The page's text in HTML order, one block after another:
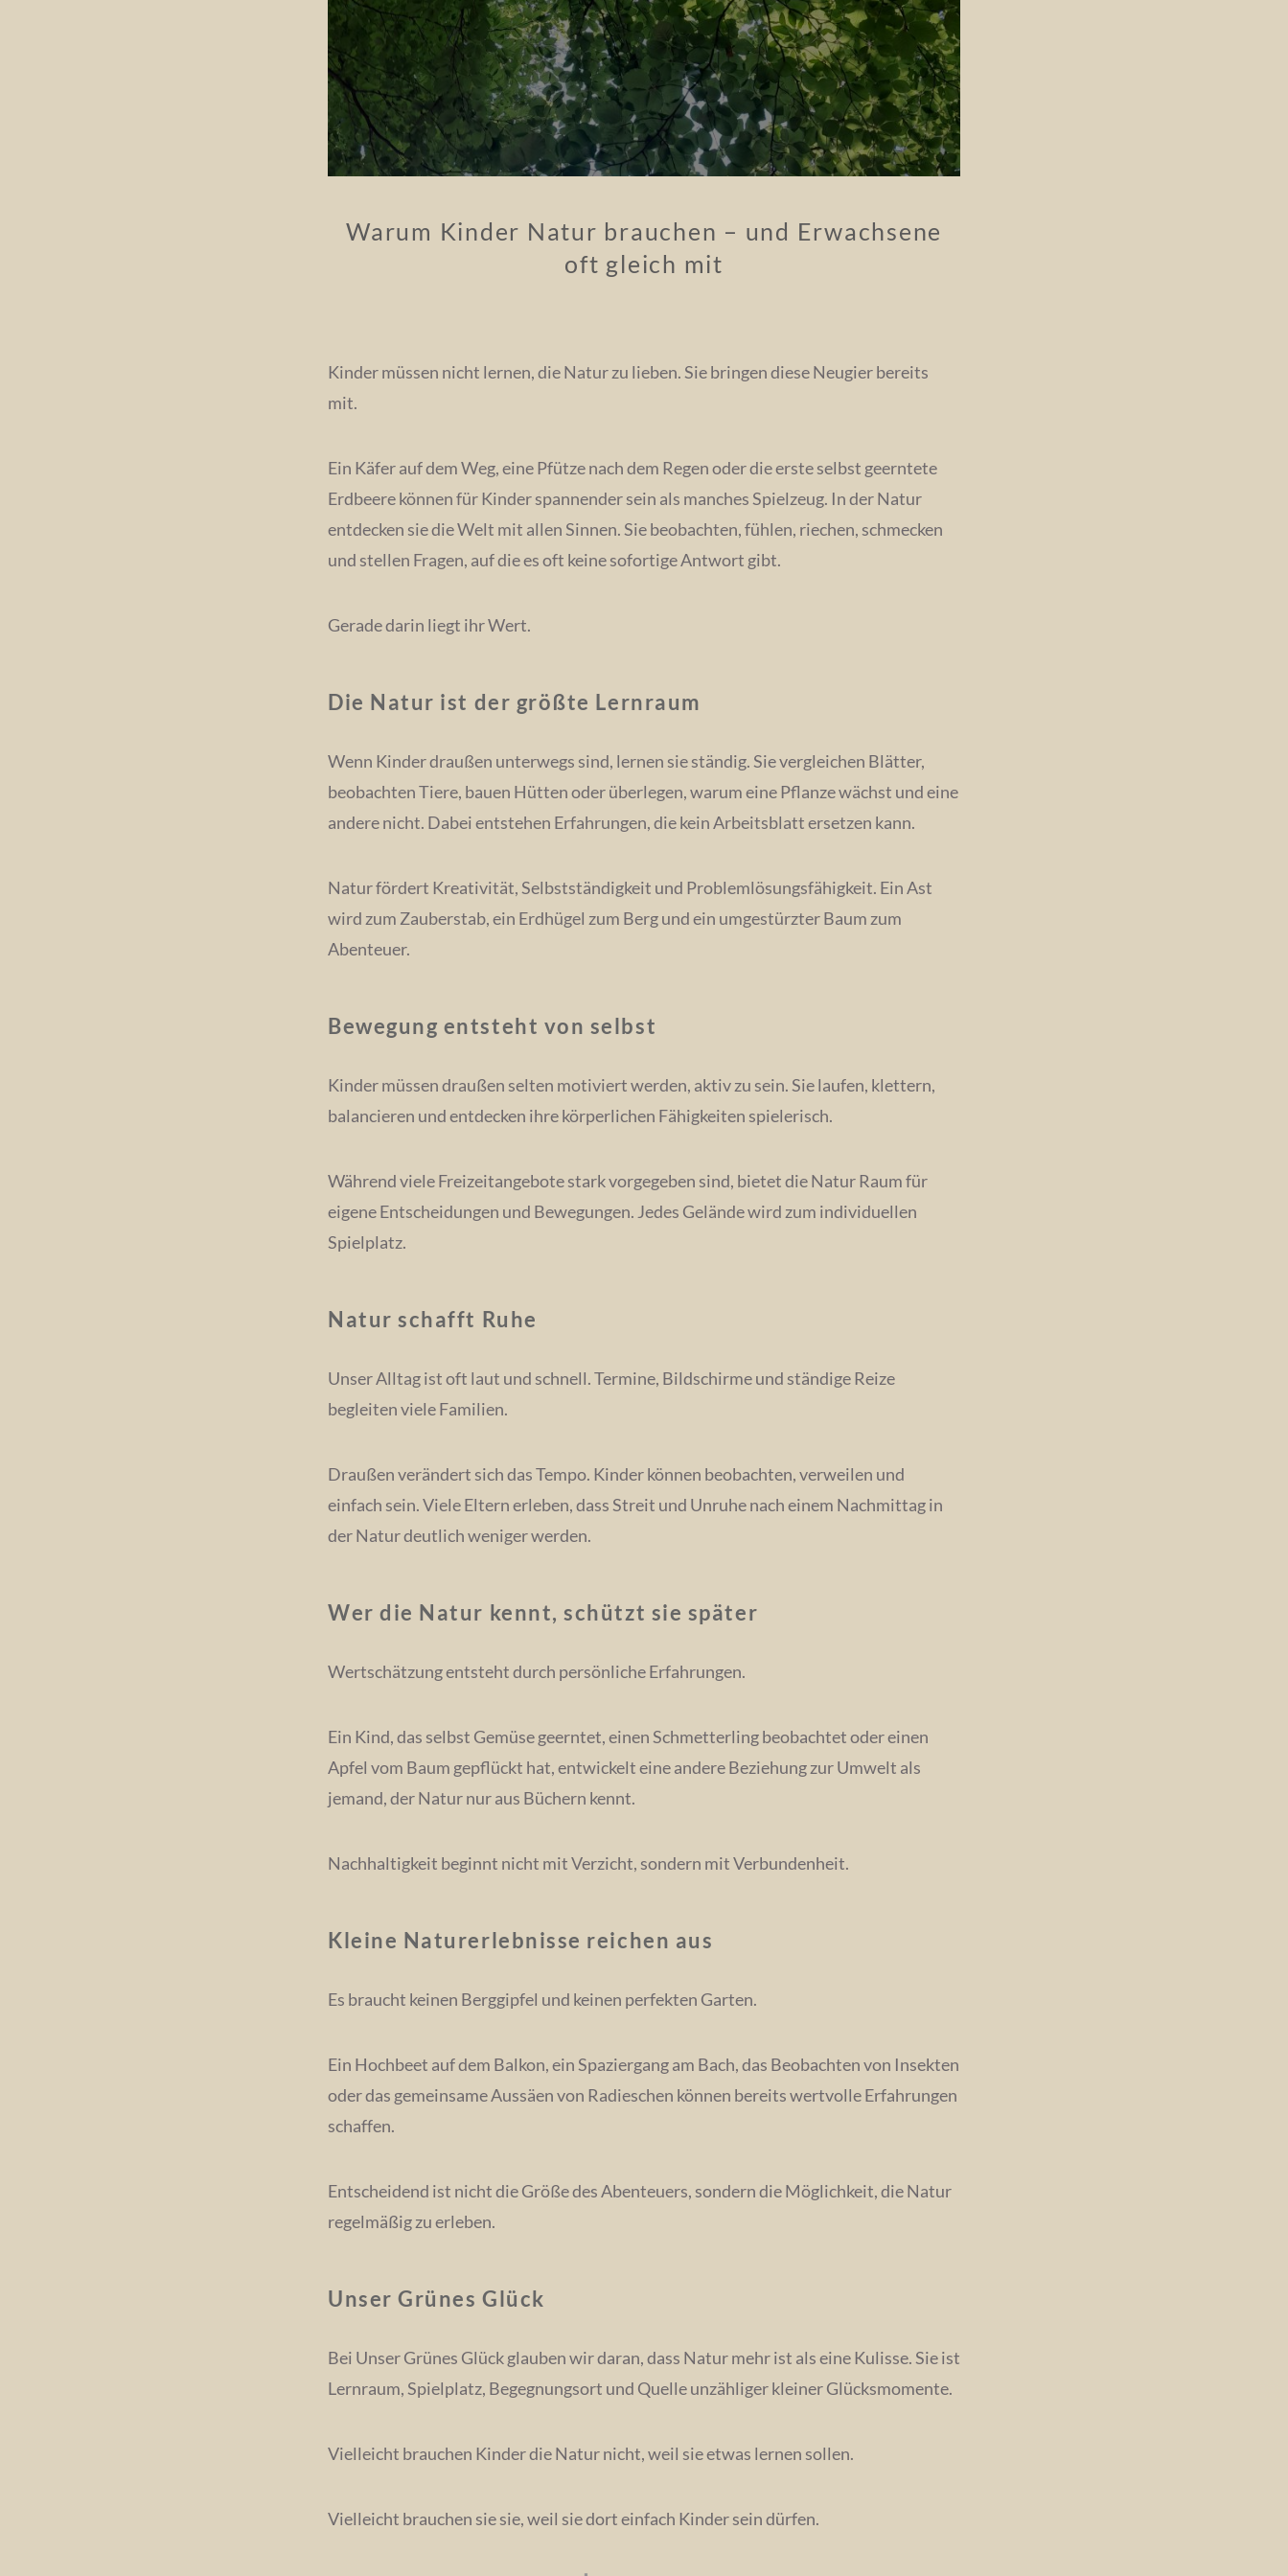
Warum Kinder Natur brauchen – und Erwachsene
oft gleich mit
Kinder müssen nicht lernen, die Natur zu lieben. Sie bringen diese Neugier bereits
mit.
Ein Käfer auf dem Weg, eine Pfütze nach dem Regen oder die erste selbst geerntete
Erdbeere können für Kinder spannender sein als manches Spielzeug. In der Natur
entdecken sie die Welt mit allen Sinnen. Sie beobachten, fühlen, riechen, schmecken
und stellen Fragen, auf die es oft keine sofortige Antwort gibt.
Gerade darin liegt ihr Wert.
Die Natur ist der größte Lernraum
Wenn Kinder draußen unterwegs sind, lernen sie ständig. Sie vergleichen Blätter,
beobachten Tiere, bauen Hütten oder überlegen, warum eine Pflanze wächst und eine
andere nicht. Dabei entstehen Erfahrungen, die kein Arbeitsblatt ersetzen kann.
Natur fördert Kreativität, Selbstständigkeit und Problemlösungsfähigkeit. Ein Ast
wird zum Zauberstab, ein Erdhügel zum Berg und ein umgestürzter Baum zum
Abenteuer.
Bewegung entsteht von selbst
Kinder müssen draußen selten motiviert werden, aktiv zu sein. Sie laufen, klettern,
balancieren und entdecken ihre körperlichen Fähigkeiten spielerisch.
Während viele Freizeitangebote stark vorgegeben sind, bietet die Natur Raum für
eigene Entscheidungen und Bewegungen. Jedes Gelände wird zum individuellen
Spielplatz.
Natur schafft Ruhe
Unser Alltag ist oft laut und schnell. Termine, Bildschirme und ständige Reize
begleiten viele Familien.
Draußen verändert sich das Tempo. Kinder können beobachten, verweilen und
einfach sein. Viele Eltern erleben, dass Streit und Unruhe nach einem Nachmittag in
der Natur deutlich weniger werden.
Wer die Natur kennt, schützt sie später
Wertschätzung entsteht durch persönliche Erfahrungen.
Ein Kind, das selbst Gemüse geerntet, einen Schmetterling beobachtet oder einen
Apfel vom Baum gepflückt hat, entwickelt eine andere Beziehung zur Umwelt als
jemand, der Natur nur aus Büchern kennt.
Nachhaltigkeit beginnt nicht mit Verzicht, sondern mit Verbundenheit.
Kleine Naturerlebnisse reichen aus
Es braucht keinen Berggipfel und keinen perfekten Garten.
Ein Hochbeet auf dem Balkon, ein Spaziergang am Bach, das Beobachten von Insekten
oder das gemeinsame Aussäen von Radieschen können bereits wertvolle Erfahrungen
schaffen.
Entscheidend ist nicht die Größe des Abenteuers, sondern die Möglichkeit, die Natur
regelmäßig zu erleben.
Unser Grünes Glück
Bei Unser Grünes Glück glauben wir daran, dass Natur mehr ist als eine Kulisse. Sie ist
Lernraum, Spielplatz, Begegnungsort und Quelle unzähliger kleiner Glücksmomente.
Vielleicht brauchen Kinder die Natur nicht, weil sie etwas lernen sollen.
Vielleicht brauchen sie sie, weil sie dort einfach Kinder sein dürfen.